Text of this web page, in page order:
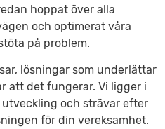
hoppat över alla
och optimerat våra
på problem.
lösningar som underlättar
att det fungerar. Vi ligger i
och strävar efter
för din vereksamhet.